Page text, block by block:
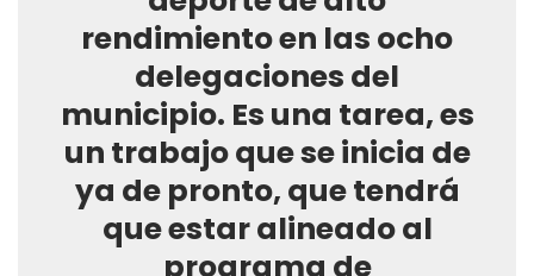
rendimiento en las ocho
delegaciones del
municipio. Es una tarea, es
un trabajo que se inicia de
ya de pronto, que tendrá
que estar alineado al
programa de